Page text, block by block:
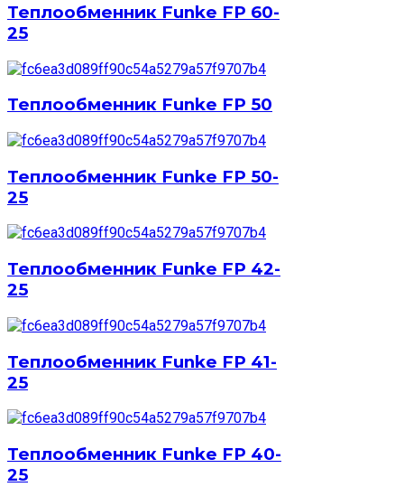
Теплообменник Funke FP 60-
25
Теплообменник Funke FP 50
Теплообменник Funke FP 50-
25
Теплообменник Funke FP 42-
25
Теплообменник Funke FP 41-
25
Теплообменник Funke FP 40-
25